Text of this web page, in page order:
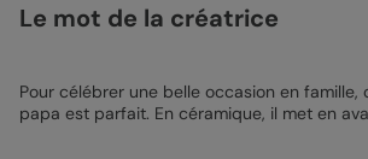
Le mot de la créatrice
Pour célébrer une belle occasion en famille,
papa est parfait. En céramique, il met en